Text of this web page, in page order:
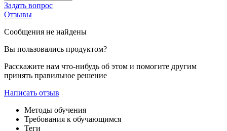
Задать вопрос
Отзывы
Сообщения не найдены
Вы пользовались продуктом?
Расскажите нам что-нибудь об этом и помогите другим
принять правильное решение
Написать отзыв
Методы обучения
Требования к обучающимся
Теги